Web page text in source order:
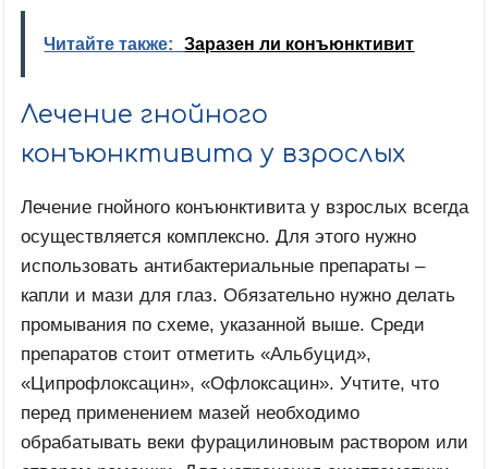
Читайте также: Заразен ли конъюнктивит
Лечение гнойного
конъюнктивита у взрослых
Лечение гнойного конъюнктивита у взрослых всегда
осуществляется комплексно. Для этого нужно
использовать антибактериальные препараты –
капли и мази для глаз. Обязательно нужно делать
промывания по схеме, указанной выше. Среди
препаратов стоит отметить «Альбуцид»,
«Ципрофлоксацин», «Офлоксацин». Учтите, что
перед применением мазей необходимо
обрабатывать веки фурацилиновым раствором или